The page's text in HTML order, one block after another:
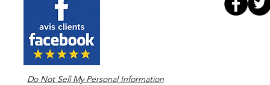
Do Not Sell My Personal Information